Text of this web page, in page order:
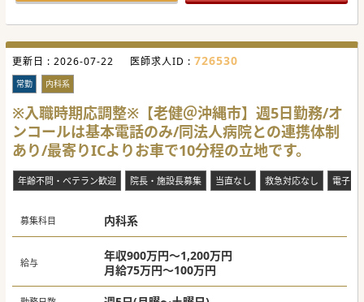
更新日 : 2026-07-22 医師求人ID : 726530
常勤 内科系
※入職時期応調整※【老健＠沖縄市】週5日勤務/オ
ンコールは基本電話のみ/同法人病院との連携体制
あり/最寄りICよりお車で10分程の立地です。
年齢不問・ベテラン歓迎 院長・施設長募集 当直なし 救急対応なし 電子カ
募集科目 内科系
給与
年収900万円～1,200万円
月給75万円～100万円